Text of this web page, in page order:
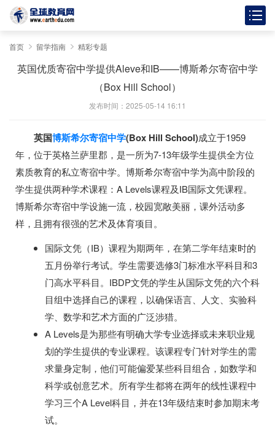
首页 留学指南 精彩专题
英国优质寄宿中学提供Aleve和IB——博斯希尔寄宿中学
（Box Hill School）
发布时间：2025-05-14 16:11
英国博斯希尔寄宿中学(Box Hill School)成立于1959
年，位于英格兰萨里郡，是一所为7-13年级学生提供全方位
素质教育的私立寄宿中学。博斯希尔寄宿中学为高中阶段的
学生提供两种学术课程： A Levels课程及IB国际文凭课程。
博斯希尔寄宿中学设施一流，校园宽敞美丽，课外活动多
样，且拥有很强的艺术及体育项目。
国际文凭（IB）课程为期两年，在第二学年结束时的
五月份举行考试。学生需要选修3门标准水平科目和3
门高水平科目。 IBDP文凭的学生从国际文凭的六个科
目组中选择自己的课程，以确保语言、人文、实验科
学、数学和艺术方面的广泛涉猎。
A Levels是为那些有明确大学专业选择或未来职业规
划的学生提供的专业课程。该课程专门针对学生的需
求量身定制，他们可能偏爱某些科目组合，如数学和
科学或创意艺术。所有学生都将在两年的线性课程中
学习三个A Level科目，并在13年级结束时参加期末考
试。